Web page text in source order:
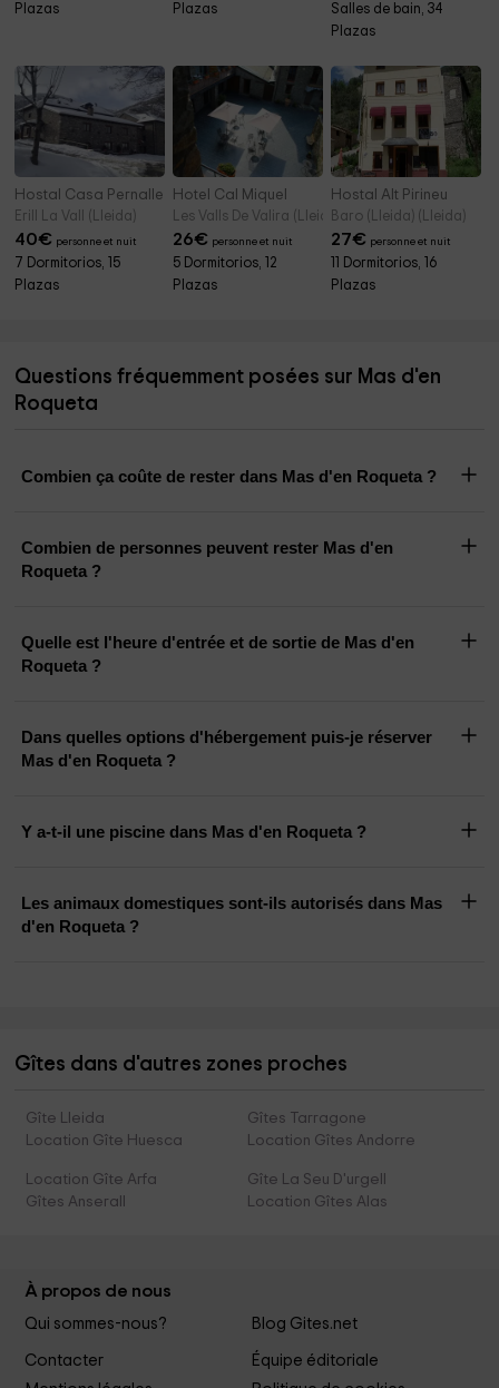
Plazas
Plazas
Salles de bain, 34
Plazas
Hostal Casa Pernalle
Erill La Vall (Lleida)
40€ personne et nuit
7 Dormitorios, 15
Plazas
Hotel Cal Miquel
Les Valls De Valira (Lleida)
26€ personne et nuit
5 Dormitorios, 12
Plazas
Hostal Alt Pirineu
Baro (Lleida) (Lleida)
27€ personne et nuit
11 Dormitorios, 16
Plazas
Questions fréquemment posées sur Mas d'en
Roqueta
Combien ça coûte de rester dans Mas d'en Roqueta ?
Combien de personnes peuvent rester Mas d'en
Roqueta ?
Quelle est l'heure d'entrée et de sortie de Mas d'en
Roqueta ?
Dans quelles options d'hébergement puis-je réserver
Mas d'en Roqueta ?
Y a-t-il une piscine dans Mas d'en Roqueta ?
Les animaux domestiques sont-ils autorisés dans Mas
d'en Roqueta ?
Gîtes dans d'autres zones proches
Gîte Lleida
Gîtes Tarragone
Location Gîte Huesca
Location Gîtes Andorre
Location Gîte Arfa
Gîte La Seu D'urgell
Gîtes Anserall
Location Gîtes Alas
À propos de nous
Qui sommes-nous? Blog Gites.net
Contacter
Équipe éditoriale